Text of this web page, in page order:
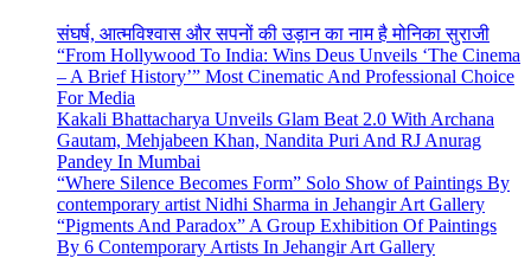
संघर्ष, आत्मविश्वास और सपनों की उड़ान का नाम है मोनिका सुराजी
“From Hollywood To India: Wins Deus Unveils ‘The Cinema
– A Brief History’” Most Cinematic And Professional Choice
For Media
Kakali Bhattacharya Unveils Glam Beat 2.0 With Archana
Gautam, Mehjabeen Khan, Nandita Puri And RJ Anurag
Pandey In Mumbai
“Where Silence Becomes Form” Solo Show of Paintings By
contemporary artist Nidhi Sharma in Jehangir Art Gallery
“Pigments And Paradox” A Group Exhibition Of Paintings
By 6 Contemporary Artists In Jehangir Art Gallery